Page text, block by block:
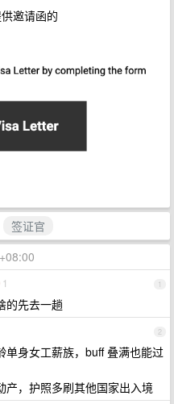
邀请函的
签证官
1
1
的先去一趟
2
身女工薪族，buff 叠满也能过
产，护照多刷其他国家出入境